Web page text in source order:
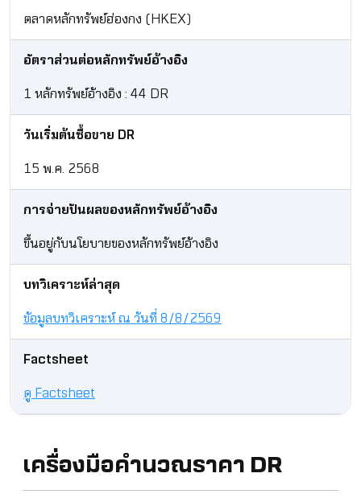
ตลาดหลักทรัพย์ฮ่องกง (HKEX)
อัตราส่วนต่อหลักทรัพย์อ้างอิง
1 หลักทรัพย์อ้างอิง : 44 DR
วันเริ่มต้นซื้อขาย DR
15 พ.ค. 2568
การจ่ายปันผลของหลักทรัพย์อ้างอิง
ขึ้นอยู่กับนโยบายของหลักทรัพย์อ้างอิง​
บทวิเคราะห์ล่าสุด
ข้อมูลบทวิเคราะห์ ณ วันที่ 8/8/2569
Factsheet
ดู Factsheet
เครื่องมือคำนวณราคา DR